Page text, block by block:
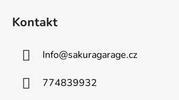
Kontakt
Info@sakuragarage.cz
774839932